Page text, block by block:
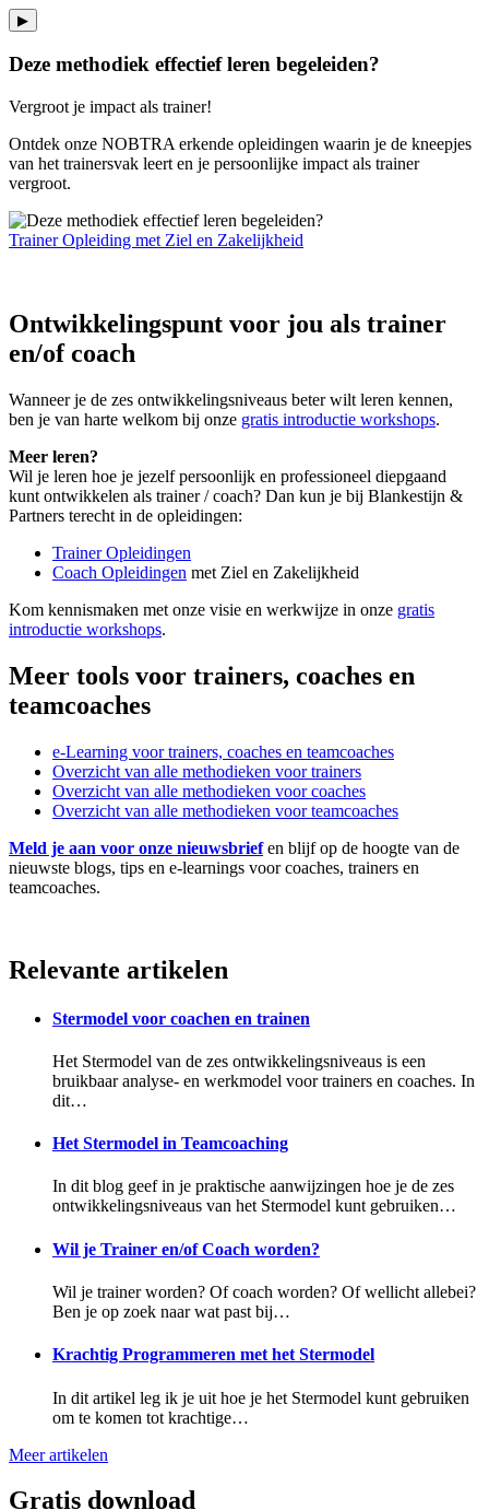
▶
Deze methodiek effectief leren begeleiden?
Vergroot je impact als trainer!
Ontdek onze NOBTRA erkende opleidingen waarin je de kneepjes
van het trainersvak leert en je persoonlijke impact als trainer
vergroot.
Trainer Opleiding met Ziel en Zakelijkheid
Ontwikkelingspunt voor jou als trainer
en/of coach
Wanneer je de zes ontwikkelingsniveaus beter wilt leren kennen,
ben je van harte welkom bij onze gratis introductie workshops.
Meer leren?
Wil je leren hoe je jezelf persoonlijk en professioneel diepgaand
kunt ontwikkelen als trainer / coach? Dan kun je bij Blankestijn &
Partners terecht in de opleidingen:
Trainer Opleidingen
Coach Opleidingen met Ziel en Zakelijkheid
Kom kennismaken met onze visie en werkwijze in onze gratis
introductie workshops.
Meer tools voor trainers, coaches en
teamcoaches
e-Learning voor trainers, coaches en teamcoaches
Overzicht van alle methodieken voor trainers
Overzicht van alle methodieken voor coaches
Overzicht van alle methodieken voor teamcoaches
Meld je aan voor onze nieuwsbrief en blijf op de hoogte van de
nieuwste blogs, tips en e-learnings voor coaches, trainers en
teamcoaches.
Relevante artikelen
Stermodel voor coachen en trainen
Het Stermodel van de zes ontwikkelingsniveaus is een
bruikbaar analyse- en werkmodel voor trainers en coaches. In
dit…
Het Stermodel in Teamcoaching
In dit blog geef in je praktische aanwijzingen hoe je de zes
ontwikkelingsniveaus van het Stermodel kunt gebruiken…
Wil je Trainer en/of Coach worden?
Wil je trainer worden? Of coach worden? Of wellicht allebei?
Ben je op zoek naar wat past bij…
Krachtig Programmeren met het Stermodel
In dit artikel leg ik je uit hoe je het Stermodel kunt gebruiken
om te komen tot krachtige…
Meer artikelen
Gratis download